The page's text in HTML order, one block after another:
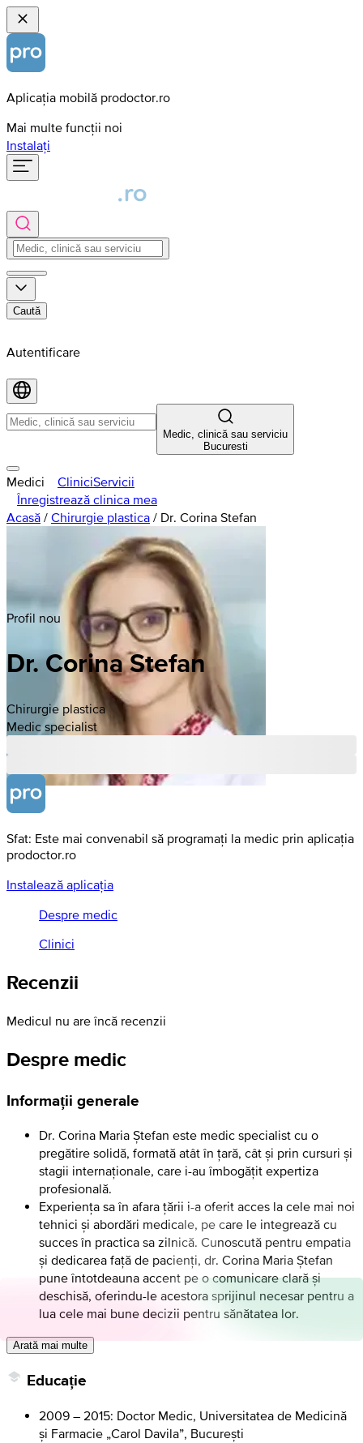
Aplicația mobilă prodoctor.ro
Mai multe funcții noi
Instalați
Caută
Autentificare
Medic, clinică sau serviciu
Bucuresti
Medici CliniciServicii
Înregistrează clinica mea
Acasă / Chirurgie plastica / Dr. Corina Stefan
Profil nou
Dr. Corina Stefan
Chirurgie plastica
Medic specialist
Sfat: Este mai convenabil să programați la medic prin aplicația
prodoctor.ro
Instalează aplicația
Despre medic
Clinici
Recenzii
Medicul nu are încă recenzii
Despre medic
Informații generale
Dr. Corina Maria Ștefan este medic specialist cu o
pregătire solidă, formată atât în țară, cât și prin cursuri și
stagii internaționale, care i-au îmbogățit expertiza
profesională.
Experiența sa în afara țării i-a oferit acces la cele mai noi
tehnici și abordări medicale, pe care le integrează cu
succes în practica sa zilnică. Cunoscută pentru empatia
și dedicarea față de pacienți, dr. Corina Maria Ștefan
pune întotdeauna accent pe o comunicare clară și
deschisă, oferindu-le acestora sprijinul necesar pentru a
lua cele mai bune decizii pentru sănătatea lor.
Arată mai multe
Educație
2009 – 2015: Doctor Medic, Universitatea de Medicină
și Farmacie „Carol Davila”, București